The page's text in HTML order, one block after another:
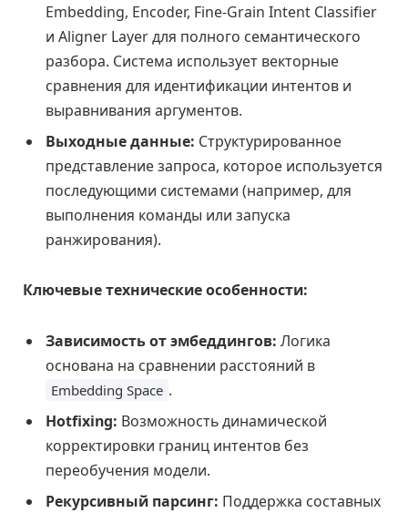
Embedding, Encoder, Fine-Grain Intent Classifier
и Aligner Layer для полного семантического
разбора. Система использует векторные
сравнения для идентификации интентов и
выравнивания аргументов.
Выходные данные: Структурированное
представление запроса, которое используется
последующими системами (например, для
выполнения команды или запуска
ранжирования).
Ключевые технические особенности:
Зависимость от эмбеддингов: Логика
основана на сравнении расстояний в
Embedding Space .
Hotfixing: Возможность динамической
корректировки границ интентов без
переобучения модели.
Рекурсивный парсинг: Поддержка составных